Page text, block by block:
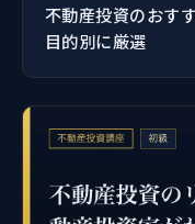
不動産投資のおす
目的別に厳選